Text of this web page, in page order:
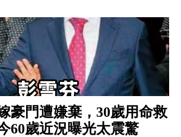
豪門遭嫌棄，30歲用命救
60歲近況曝光太震驚